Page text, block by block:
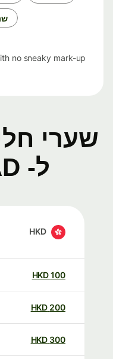
שנה
no sneaky mark-up
ל- NAD היום
HKD
100
HKD
200
HKD
300
HKD